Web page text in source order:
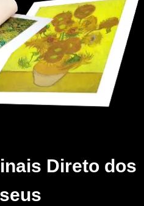
Direto dos